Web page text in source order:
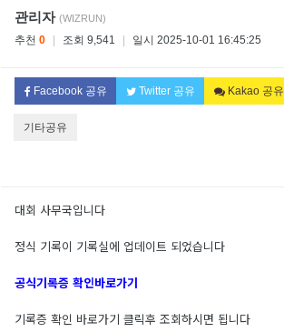
관리자 (WIZRUN)
추천 0 조회 9,541 일시 2025-10-01 16:45:25
Facebook 공유 Twitter 공유 Kakao 공유
기타공유
대회 사무국입니다
정식 기록이 기록실에 업데이트 되었습니다
공식기록증 확인바로가기
기록증 확인 바로가기 클릭후 조회하시면 됩니다